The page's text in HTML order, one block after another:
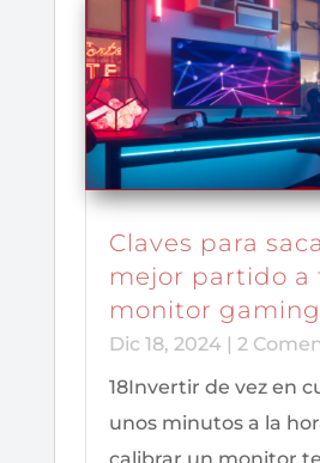
Claves para
mejor partido a
monitor gaming
Dic 18, 2024| 2
18Invertir de vez en
unos minutos a la